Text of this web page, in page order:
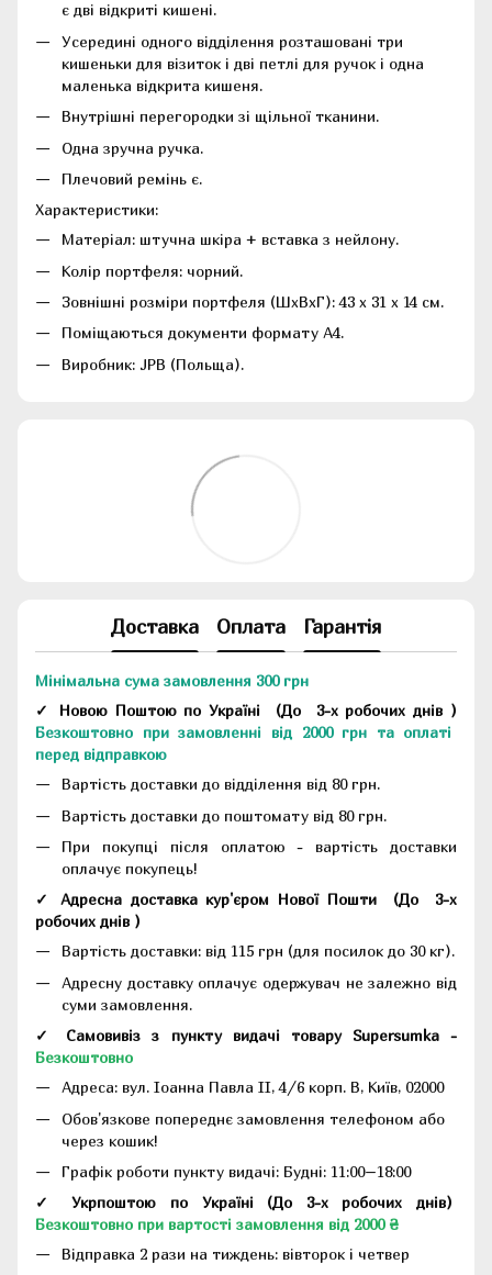
є дві відкриті кишені.
Усередині одного відділення розташовані три
кишеньки для візиток і дві петлі для ручок і одна
маленька відкрита кишеня.
Внутрішні перегородки зі щільної тканини.
Одна зручна ручка.
Плечовий ремінь є.
Характеристики:
Матеріал: штучна шкіра + вставка з нейлону.
Колір портфеля: чорний.
Зовнішні розміри портфеля (ШхВхГ): 43 х 31 х 14 см.
Поміщаються документи формату А4.
Виробник: JPB (Польща).
Доставка Оплата Гарантія
Мінімальна сума замовлення 300 грн
✓ Новою Поштою по Україні (До 3-х робочих днів )
Безкоштовно при замовленні від 2000 грн та оплаті
перед відправкою
Вартість доставки до відділення від 80 грн.
Вартість доставки до поштомату від 80 грн.
При покупці після оплатою - вартість доставки
оплачує покупець!
✓ Адресна доставка кур'єром Нової Пошти (До 3-х
робочих днів )
Вартість доставки: від 115 грн (для посилок до 30 кг).
Адресну доставку оплачує одержувач не залежно від
суми замовлення.
✓ Самовивіз з пункту видачі товару Supersumka -
Безкоштовно
Адреса: вул. Іоанна Павла II, 4/6 корп. В, Київ, 02000
Обов'язкове попереднє замовлення телефоном або
через кошик!
Графік роботи пункту видачі: Будні: 11:00–18:00
✓ Укрпоштою по Україні (До 3-х робочих днів)
Безкоштовно при вартості замовлення від 2000 ₴
Відправка 2 рази на тиждень: вівторок і четвер